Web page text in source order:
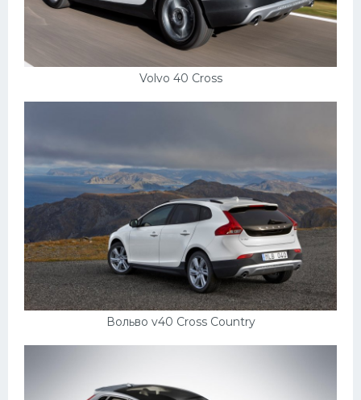
Volvo 40 Cross
Вольво v40 Cross Country